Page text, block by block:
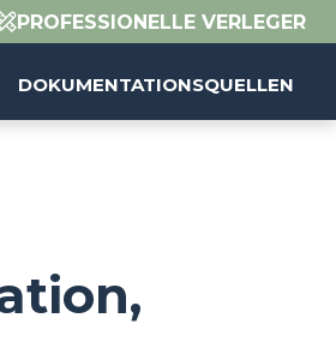
PROFESSIONELLE VERLEGER
DOKUMENTATIONSQUELLEN